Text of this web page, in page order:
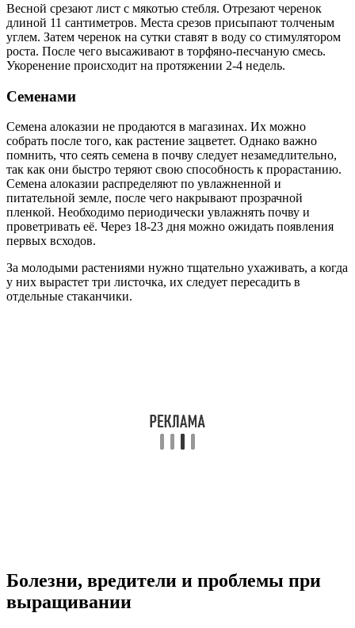
Весной срезают лист с мякотью стебля. Отрезают черенок
длиной 11 сантиметров. Места срезов присыпают толченым
углем. Затем черенок на сутки ставят в воду со стимулятором
роста. После чего высаживают в торфяно-песчаную смесь.
Укоренение происходит на протяжении 2-4 недель.
Семенами
Семена алоказии не продаются в магазинах. Их можно
собрать после того, как растение зацветет. Однако важно
помнить, что сеять семена в почву следует незамедлительно,
так как они быстро теряют свою способность к прорастанию.
Семена алоказии распределяют по увлажненной и
питательной земле, после чего накрывают прозрачной
пленкой. Необходимо периодически увлажнять почву и
проветривать её. Через 18-23 дня можно ожидать появления
первых всходов.
За молодыми растениями нужно тщательно ухаживать, а когда
у них вырастет три листочка, их следует пересадить в
отдельные стаканчики.
Болезни, вредители и проблемы при
выращивании